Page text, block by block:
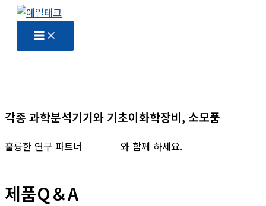
기
각종 과학분석기기와 기초이화학장비, 소모품
훌륭한 연구 파트너 와 함께 하세요.
제품Q＆A